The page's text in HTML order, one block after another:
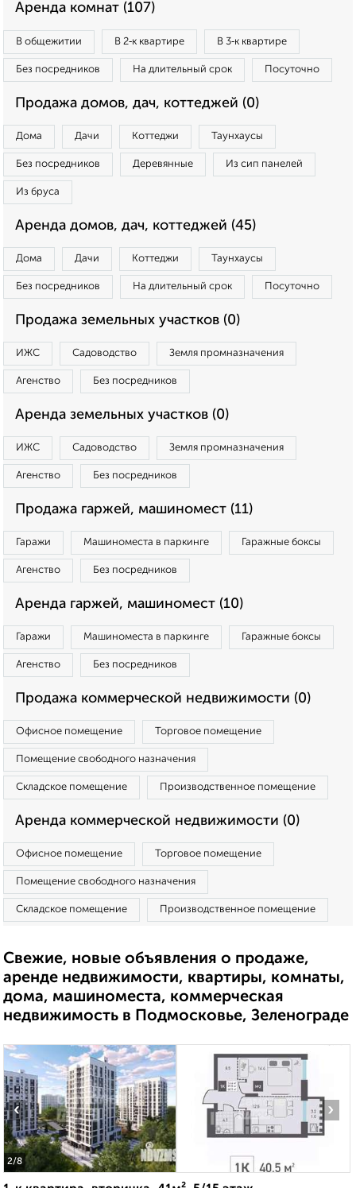
Аренда комнат (107)
В общежитии В 2‑к квартире В 3‑к квартире
Без посредников На длительный срок Посуточно
Продажа домов, дач, коттеджей (0)
Дома Дачи Коттеджи Таунхаусы
Без посредников Деревянные Из сип панелей
Из бруса
Аренда домов, дач, коттеджей (45)
Дома Дачи Коттеджи Таунхаусы
Без посредников На длительный срок Посуточно
Продажа земельных участков (0)
ИЖС Садоводство Земля промназначения
Агенство Без посредников
Аренда земельных участков (0)
ИЖС Садоводство Земля промназначения
Агенство Без посредников
Продажа гаржей, машиномест (11)
Гаражи Машиноместа в паркинге Гаражные боксы
Агенство Без посредников
Аренда гаржей, машиномест (10)
Гаражи Машиноместа в паркинге Гаражные боксы
Агенство Без посредников
Продажа коммерческой недвижимости (0)
Офисное помещение Торговое помещение
Помещение свободного назначения
Складское помещение Производственное помещение
Аренда коммерческой недвижимости (0)
Офисное помещение Торговое помещение
Помещение свободного назначения
Складское помещение Производственное помещение
Свежие, новые объявления о продаже,
аренде недвижимости, квартиры, комнаты,
дома, машиноместа, коммерческая
недвижимость в Подмосковье, Зеленограде
2/8
‹ ›